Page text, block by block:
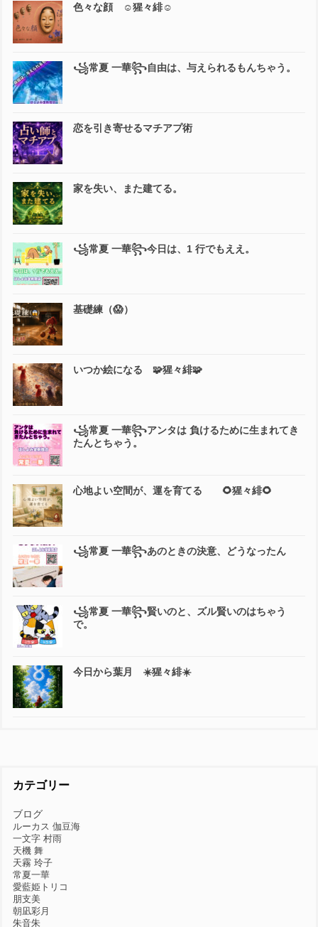
色々な顔 ☺️猩々緋☺️
꧁常夏 一華꧂自由は、与えられるもんちゃう。
恋を引き寄せるマチアプ術
家を失い、また建てる。
꧁常夏 一華꧂今日は、1 行でもええ。
基礎練（😱）
いつか絵になる 🧩猩々緋🧩
꧁常夏 一華꧂アンタは 負けるために生まれてき
たんとちゃう。
心地よい空間が、運を育てる 🌻猩々緋🌻
꧁常夏 一華꧂あのときの決意、どうなったん
꧁常夏 一華꧂賢いのと、ズル賢いのはちゃう
で。
今日から葉月 ☀️猩々緋☀️
カテゴリー
ブログ
ルーカス 伽豆海
一文字 村雨
天機 舞
天霧 玲子
常夏一華
愛藍姫トリコ
朋支美
朝凪彩月
朱音朱